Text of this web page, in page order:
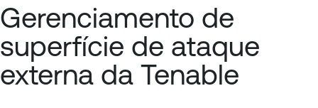
Gerenciamento de
superfície de ataque
externa da Tenable